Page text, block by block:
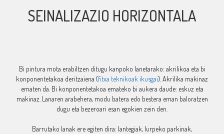
SEINALIZAZIO HORIZONTALA
Bi pintura mota erabiltzen ditugu kanpoko lanetarako: akrilikoa eta bi
konponentetakoa deritzaiena (fitxa teknikoak ikusgai). Akrilika makinaz
ematen da. Bi konponentetakoa emateko bi aukera daude: eskuz eta
makinaz. Lanaren arabehera, modu batera edo bestera eman baloratzen
dugu eta bezeroari esan egokien zein den.
Barrutako lanak ere egiten dira: lantegiak, lurpeko parkinak,